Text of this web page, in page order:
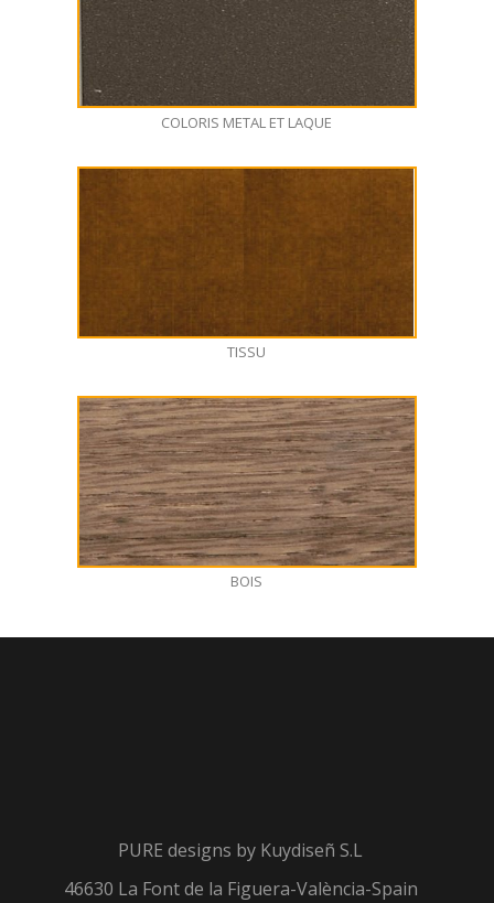
COLORIS METAL ET LAQUE
TISSU
BOIS
PURE designs by Kuydiseñ S.L
46630 La Font de la Figuera-València-Spain